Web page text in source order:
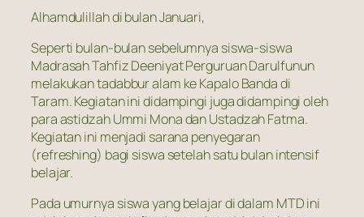
Alhamdulillah di bulan Januari,
Seperti bulan-bulan sebelumnya siswa-siswa
Madrasah Tahfiz Deeniyat Perguruan Darulfunun
melakukan tadabbur alam ke Kapalo Banda di
Taram. Kegiatan ini didampingi juga didampingi oleh
para astidzah Ummi Mona dan Ustadzah Fatma.
Kegiatan ini menjadi sarana penyegaran
(refreshing) bagi siswa setelah satu bulan intensif
belajar.
Pada umurnya siswa yang belajar di dalam MTD ini